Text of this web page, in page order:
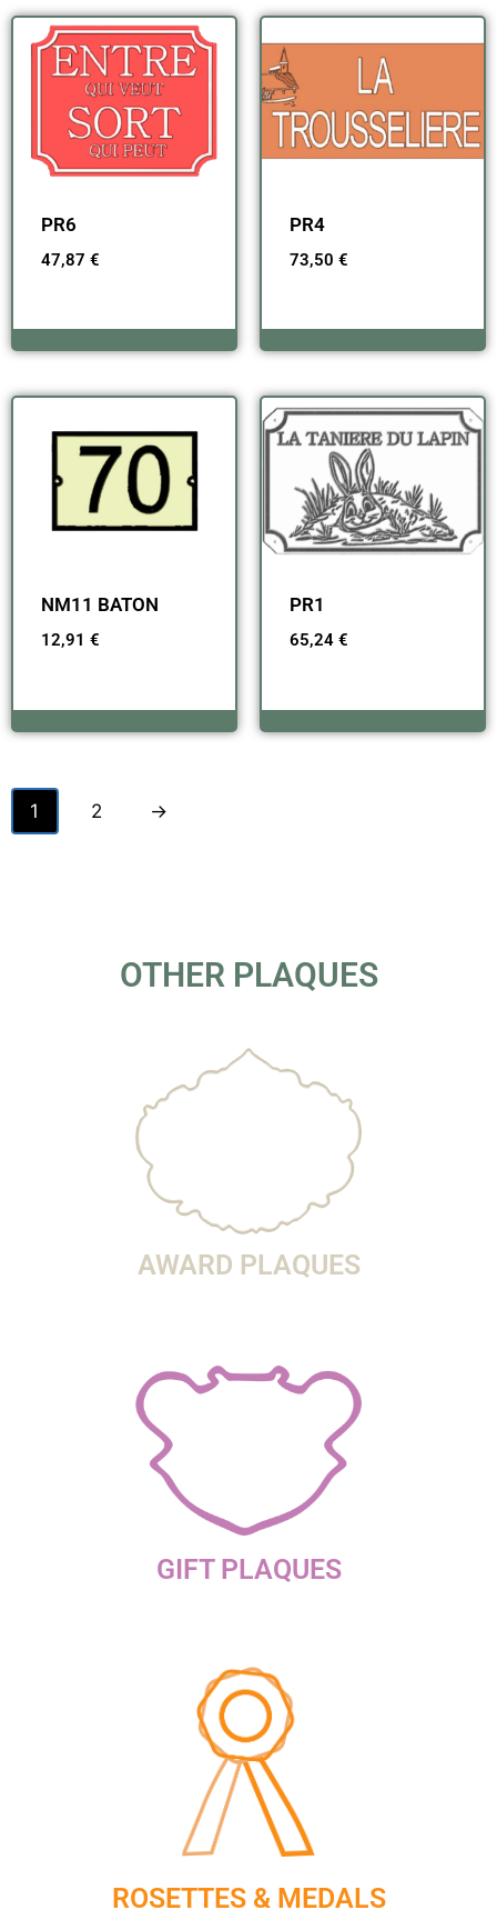
PR6
47,87 €
PR4
73,50 €
NM11 BATON
12,91 €
PR1
65,24 €
1 2 →
OTHER PLAQUES
AWARD PLAQUES
GIFT PLAQUES
ROSETTES & MEDALS